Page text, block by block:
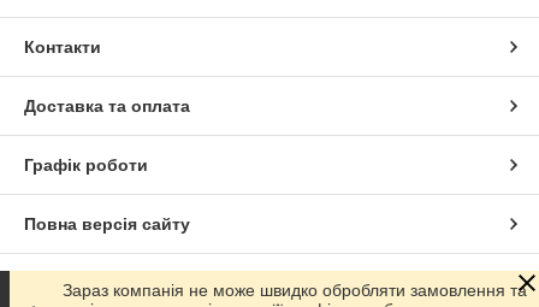
Контакти
Доставка та оплата
Графік роботи
Повна версія сайту
Сайт створено на маркетплейсі Prom.ua
Зараз компанія не може швидко обробляти замовлення та